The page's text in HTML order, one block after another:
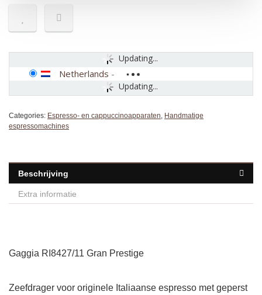
Updating...
Updating...
Netherlands -
Categories: Espresso- en cappuccinoapparaten, Handmatige
espressomachines
Beschrijving
Extra informatie
Gaggia RI8427/11 Gran Prestige
Zeefdrager voor originele Italiaanse espresso met geperst